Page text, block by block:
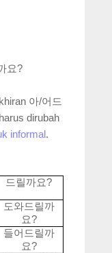
요?
아/어드
dirubah
informal.
드릴까요?
도와드릴까
요?
들어드릴까
요?